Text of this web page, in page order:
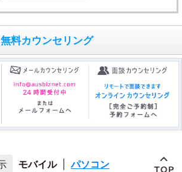
無料カウンセリング
モバイル パソコン